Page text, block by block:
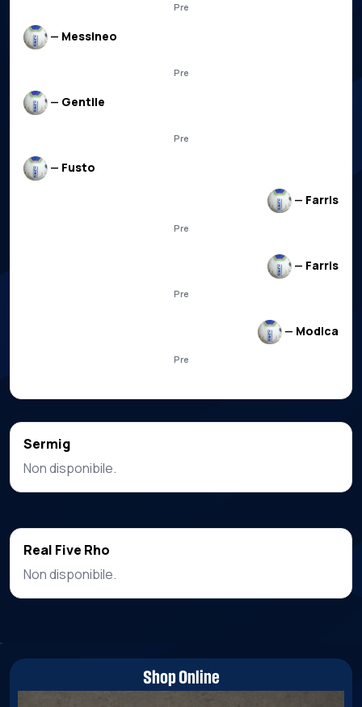
Pre
— Messineo
Pre
— Gentile
Pre
— Fusto
— Farris
Pre
— Farris
Pre
— Modica
Pre
Sermig
Non disponibile.
Real Five Rho
Non disponibile.
Shop Online